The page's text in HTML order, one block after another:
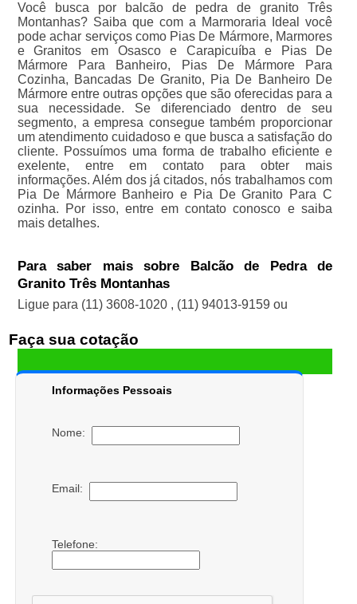
Você busca por balcão de pedra de granito Três
Montanhas? Saiba que com a Marmoraria Ideal você
pode achar serviços como Pias De Mármore, Marmores
e Granitos em Osasco e Carapicuíba e Pias De
Mármore Para Banheiro, Pias De Mármore Para
Cozinha, Bancadas De Granito, Pia De Banheiro De
Mármore entre outras opções que são oferecidas para a
sua necessidade. Se diferenciado dentro de seu
segmento, a empresa consegue também proporcionar
um atendimento cuidadoso e que busca a satisfação do
cliente. Possuímos uma forma de trabalho eficiente e
exelente, entre em contato para obter mais
informações. Além dos já citados, nós trabalhamos com
Pia De Mármore Banheiro e Pia De Granito Para C
ozinha. Por isso, entre em contato conosco e saiba
mais detalhes.
Para saber mais sobre Balcão de Pedra de
Granito Três Montanhas
Ligue para (11) 3608-1020 , (11) 94013-9159 ou
Faça sua cotação
Informações Pessoais
Nome:
Email:
Telefone: